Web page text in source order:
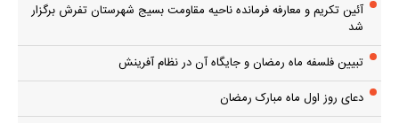
آئین تکریم و معارفه فرمانده ناحیه مقاومت بسیج شهرستان تفرش برگزار
شد
تبیین فلسفه ماه رمضان و جایگاه آن در نظام آفرینش
دعای روز اول ماه مبارک رمضان